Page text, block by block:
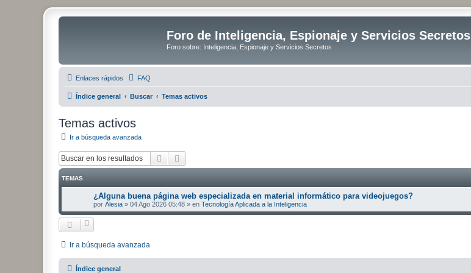
Foro de Inteligencia, Espionaje y Servicios Secretos
Foro sobre: Inteligencia, Espionaje y Servicios Secretos
Enlaces rápidos FAQ
Índice general Buscar Temas activos
Temas activos
Ir a búsqueda avanzada
Buscar
TEMAS
¿Alguna buena página web especializada en material informático para videojuegos?
por Alesia » 04 Ago 2026 05:48 » en Tecnología Aplicada a la Inteligencia
Ir a búsqueda avanzada
Índice general